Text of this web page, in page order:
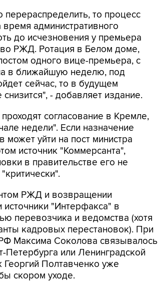
то процесс
время административного
до исчезновения у премьера
РЖД. Ротация в Белом доме,
одного вице-премьера, с
в ближайшую неделю, под
сейчас, то в будущем
- добавляет издание.
согласование в Кремле,
недели". Если назначение
уйти на пост министра
источник "Коммерсанта",
в правительстве его не
РЖД и возвращении
"Интерфакса" в
перевозчика и ведомства (хотя
кадровых перестановок). При
Максима Соколова связывалось
Петербурга или Ленинградской
Георгий Полтавченко уже
скором уходе.